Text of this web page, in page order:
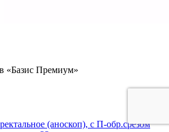
«Базис Премиум»
(аноскоп), с П-обр.срезом